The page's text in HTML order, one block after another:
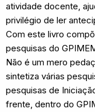
atividade docente,
privilégio de ler
Com este livro
pesquisas do
Não é um mero
sintetiza várias
pesquisas de
frente, dentro do